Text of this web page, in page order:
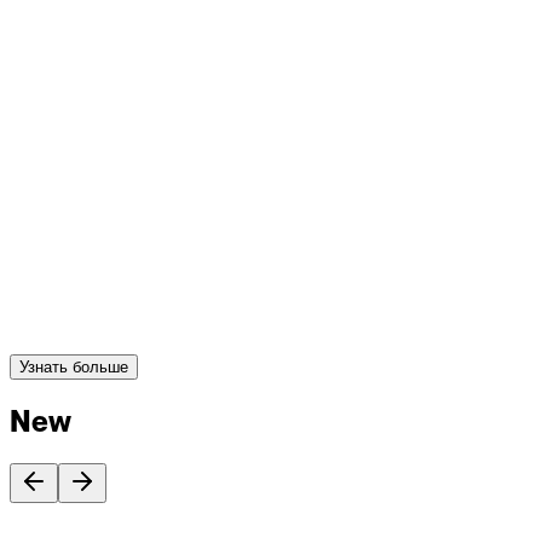
Узнать больше
New